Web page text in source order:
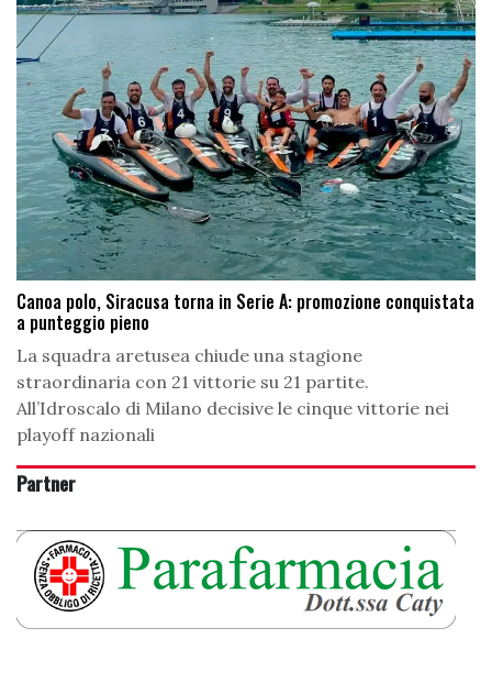
Canoa polo, Siracusa torna in Serie A: promozione conquistata
a punteggio pieno
La squadra aretusea chiude una stagione
straordinaria con 21 vittorie su 21 partite.
All’Idroscalo di Milano decisive le cinque vittorie nei
playoff nazionali
Partner